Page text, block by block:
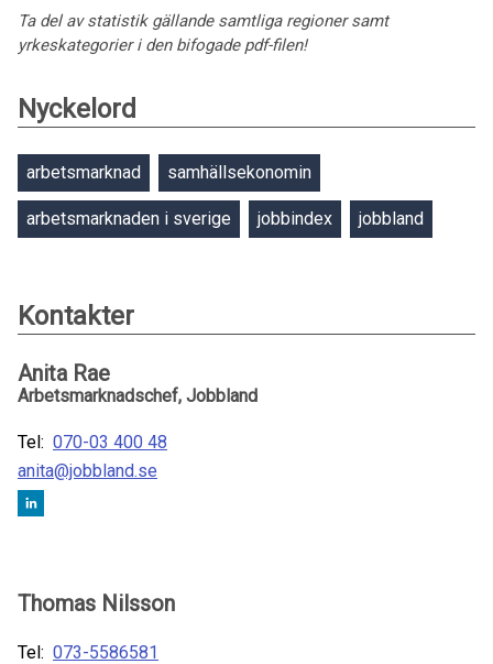
Ta del av statistik gällande samtliga regioner samt
yrkeskategorier i den bifogade pdf-filen!
Nyckelord
arbetsmarknad samhällsekonomin
arbetsmarknaden i sverige jobbindex jobbland
Kontakter
Anita Rae
Arbetsmarknadschef, Jobbland
Tel: 070-03 400 48
anita@jobbland.se
Thomas Nilsson
Tel: 073-5586581